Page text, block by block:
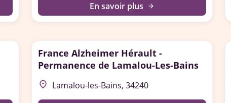
En savoir plus arrow_forward
France Alzheimer Hérault -
Permanence de Lamalou-Les-Bains
place Lamalou-les-Bains, 34240